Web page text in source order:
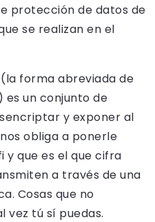
protección de datos de
se realizan en el
(la forma abreviada de
es un conjunto de
y exponer al
obliga a ponerle
y que es el que cifra
a través de una
Cosas que no
vez tú sí puedas.